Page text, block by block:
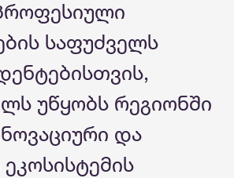
საფუძველს
უწყობს რეგიონში
და